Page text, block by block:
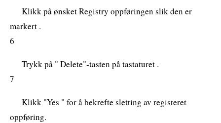
Klikk på ønsket Registry oppføringen slik den er
markert .
6
Trykk på " Delete"-tasten på tastaturet .
7
Klikk "Yes " for å bekrefte sletting av registeret
oppføring.